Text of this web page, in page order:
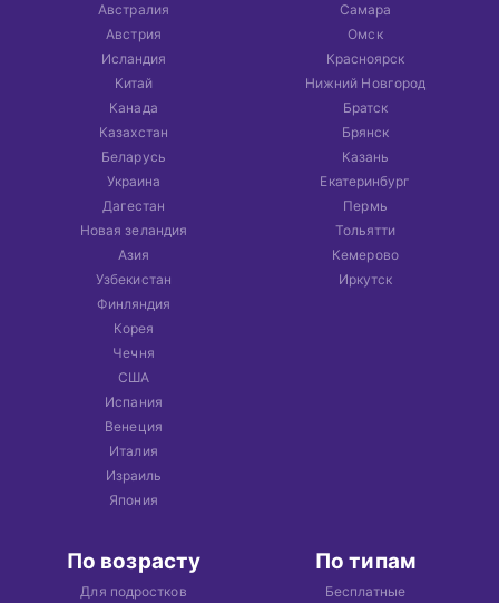
Австралия
Австрия
Исландия
Китай
Канада
Казахстан
Беларусь
Украина
Дагестан
Новая зеландия
Азия
Узбекистан
Финляндия
Корея
Чечня
США
Испания
Венеция
Италия
Израиль
Япония
Самара
Омск
Красноярск
Нижний Новгород
Братск
Брянск
Казань
Екатеринбург
Пермь
Тольятти
Кемерово
Иркутск
По возрасту
Для подростков
По типам
Бесплатные